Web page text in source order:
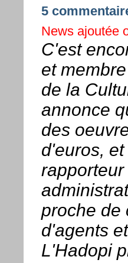
5
News ajoutée
C'est
et
de la
annonce
des
d'euros,
proche de
d'agents
L'Hadopi